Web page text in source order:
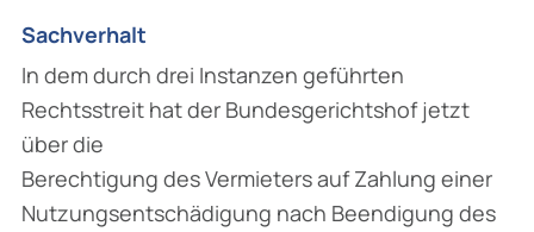
Sachverhalt
In dem durch drei Instanzen geführten
Rechtsstreit hat der Bundesgerichtshof jetzt
über die
Berechtigung des Vermieters auf Zahlung einer
Nutzungsentschädigung nach Beendigung des